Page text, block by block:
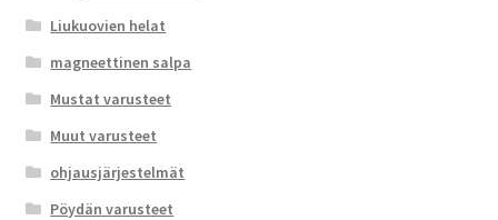
Liukuovien helat
magneettinen salpa
Mustat varusteet
Muut varusteet
ohjausjärjestelmät
Pöydän varusteet